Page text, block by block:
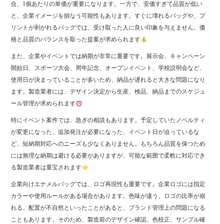
合、1個あたりの単価が重要になります。一方で、安価すぎて品質が低い
と、企業イメージを損なう可能性もあります。すぐに壊れるバッグや、プ
リントが剥がれるバッグでは、受け取った人に良い印象を与えません。価
格と品質のバランスを取った提案が求められます
また、企業やイベントでは納期が非常に重要です。展示会、キャンペーン
開始日、スポーツ大会、周年記念、オープンイベント、学校説明会など、
使用日が決まっていることが多いため、納品が遅れると大きな問題になり
ます。製造業者には、デザイン決定から生産、検品、納品までのスケジュ
ール管理が求められます
特にイベント案件では、急ぎの相談もあります。予定していたノベルティ
が変更になった、追加発注が必要になった、イベント日が迫っているな
ど、短納期対応へのニーズも少なくありません。もちろん品質を保つため
には無理な納期は避ける必要がありますが、可能な範囲で柔軟に対応でき
る製造業者は重宝されます
企業向けエナメルバッグでは、ロゴ再現性も重要です。企業ロゴには指定
カラーや使用ルールがある場合があります。色味が違う、ロゴの比率が崩
れる、配置が不自然といったことがあると、ブランド管理上の問題になる
こともあります。そのため、製造前のデザイン確認、色校正、サンプル確